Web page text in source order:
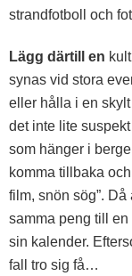
strandfotboll och
Lägg därtill en
synas vid stora
eller hålla i en
det inte lite
som hänger i
komma tillbaka
film, snön sög”.
samma peng till
sin kalender.
fall tro sig få…